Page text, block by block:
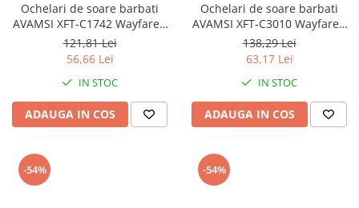
Ochelari de soare barbati
AVAMSI XFT-C1742 Wayfarer,
Polarizati, Gri
121,81 Lei
56,66 Lei
IN STOC
ADAUGA IN COS
Ochelari de soare barbati
AVAMSI XFT-C3010 Wayfarer,
Polarizati, Negru
138,29 Lei
63,17 Lei
IN STOC
ADAUGA IN COS
-54% -54%